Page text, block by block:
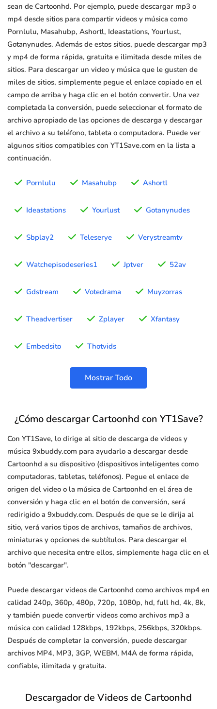
sean de Cartoonhd. Por ejemplo, puede descargar mp3 o
mp4 desde sitios para compartir videos y música como
Pornlulu, Masahubp, Ashortl, Ideastations, Yourlust,
Gotanynudes. Además de estos sitios, puede descargar mp3
y mp4 de forma rápida, gratuita e ilimitada desde miles de
sitios. Para descargar un video y música que le gusten de
miles de sitios, simplemente pegue el enlace copiado en el
campo de arriba y haga clic en el botón convertir. Una vez
completada la conversión, puede seleccionar el formato de
archivo apropiado de las opciones de descarga y descargar
el archivo a su teléfono, tableta o computadora. Puede ver
algunos sitios compatibles con YT1Save.com en la lista a
continuación.
Pornlulu Masahubp Ashortl
Ideastations Yourlust Gotanynudes
Sbplay2 Teleserye Verystreamtv
Watchepisodeseries1 Jptver 52av
Gdstream Votedrama Muyzorras
Theadvertiser Zplayer Xfantasy
Embedsito Thotvids
Mostrar Todo
¿Cómo descargar Cartoonhd con YT1Save?
Con YT1Save, lo dirige al sitio de descarga de videos y
música 9xbuddy.com para ayudarlo a descargar desde
Cartoonhd a su dispositivo (dispositivos inteligentes como
computadoras, tabletas, teléfonos). Pegue el enlace de
origen del video o la música de Cartoonhd en el área de
conversión y haga clic en el botón de conversión, será
redirigido a 9xbuddy.com. Después de que se le dirija al
sitio, verá varios tipos de archivos, tamaños de archivos,
miniaturas y opciones de subtítulos. Para descargar el
archivo que necesita entre ellos, simplemente haga clic en el
botón "descargar".
Puede descargar videos de Cartoonhd como archivos mp4 en
calidad 240p, 360p, 480p, 720p, 1080p, hd, full hd, 4k, 8k,
y también puede convertir videos como archivos mp3 a
música con calidad 128kbps, 192kbps, 256kbps, 320kbps.
Después de completar la conversión, puede descargar
archivos MP4, MP3, 3GP, WEBM, M4A de forma rápida,
confiable, ilimitada y gratuita.
Descargador de Videos de Cartoonhd